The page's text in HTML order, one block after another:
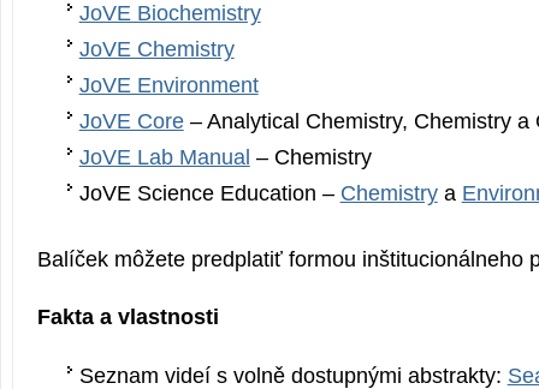
JoVE Biochemistry
JoVE Chemistry
JoVE Environment
JoVE Core– Analytical Chemistry, Chemistry a
JoVE Lab Manual – Chemistry
JoVE Science Education – Chemistrya
Balíček môžete predplatiť formou inštitucionálneho
Fakta a vlastnosti
Seznam videí s volně dostupnými abstrakty: